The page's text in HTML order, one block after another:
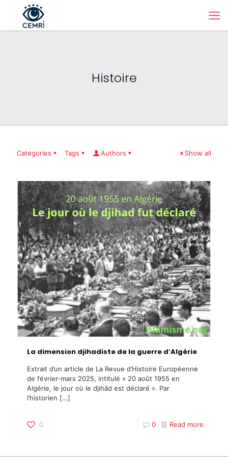
Histoire
Categories Tags Authors Show all
La dimension djihadiste de la guerre d’Algérie
Extrait d’un article de La Revue d’Histoire Européenne
de février-mars 2025, intitulé « 20 août 1955 en
Algérie, le jour où le djihâd est déclaré ». Par
l’historien […]
0 0 Read more